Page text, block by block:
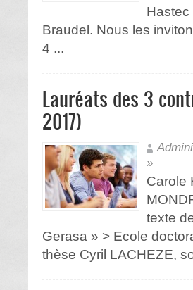
Braudel. Nous les
4 ...
Lauréats des 3
2017)
»
Carole
texte
Gerasa » > Ecole
thèse Cyril LACHEZE,